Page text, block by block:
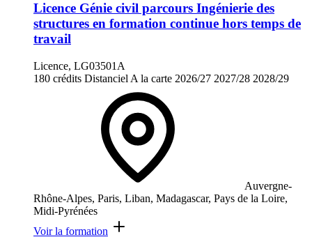
Licence Génie civil parcours Ingénierie des
structures en formation continue hors temps de
travail
Licence, LG03501A
180 crédits Distanciel A la carte 2026/27 2027/28 2028/29
Auvergne-
Rhône-Alpes, Paris, Liban, Madagascar, Pays de la Loire,
Midi-Pyrénées
Voir la formation